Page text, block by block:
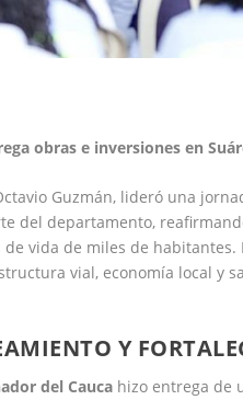
obras e inversiones en
Guzmán, lideró una
del departamento,
vida de miles de
vial, economía local y
Y
del Cauca hizo entrega de